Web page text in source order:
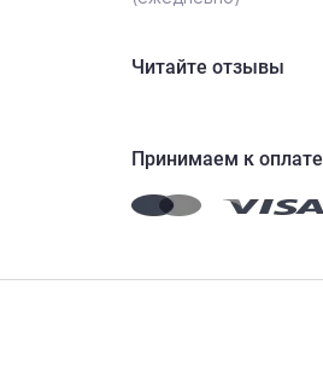
Читайте отзывы
Принимаем к оплате